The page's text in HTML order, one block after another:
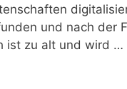
und nach der
ist zu alt und wird …